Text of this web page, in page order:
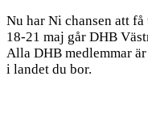
Nu har Ni chansen att
18-21 maj går DHB
Alla DHB medlemmar
i landet du bor.